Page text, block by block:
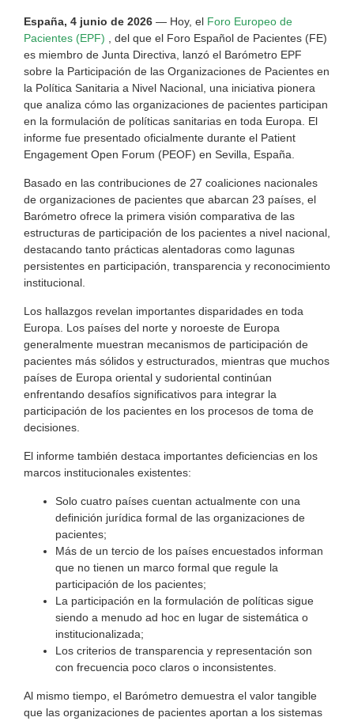
España, 4 junio de 2026 — Hoy, el Foro Europeo de
Pacientes (EPF)
, del que el Foro Español de Pacientes (FE)
es miembro de Junta Directiva, lanzó el Barómetro EPF
sobre la Participación de las Organizaciones de Pacientes en
la Política Sanitaria a Nivel Nacional, una iniciativa pionera
que analiza cómo las organizaciones de pacientes participan
en la formulación de políticas sanitarias en toda Europa. El
informe fue presentado oficialmente durante el Patient
Engagement Open Forum (PEOF) en Sevilla, España.
Basado en las contribuciones de 27 coaliciones nacionales
de organizaciones de pacientes que abarcan 23 países, el
Barómetro ofrece la primera visión comparativa de las
estructuras de participación de los pacientes a nivel nacional,
destacando tanto prácticas alentadoras como lagunas
persistentes en participación, transparencia y reconocimiento
institucional.
Los hallazgos revelan importantes disparidades en toda
Europa. Los países del norte y noroeste de Europa
generalmente muestran mecanismos de participación de
pacientes más sólidos y estructurados, mientras que muchos
países de Europa oriental y sudoriental continúan
enfrentando desafíos significativos para integrar la
participación de los pacientes en los procesos de toma de
decisiones.
El informe también destaca importantes deficiencias en los
marcos institucionales existentes:
Solo cuatro países cuentan actualmente con una
definición jurídica formal de las organizaciones de
pacientes;
Más de un tercio de los países encuestados informan
que no tienen un marco formal que regule la
participación de los pacientes;
La participación en la formulación de políticas sigue
siendo a menudo ad hoc en lugar de sistemática o
institucionalizada;
Los criterios de transparencia y representación son
con frecuencia poco claros o inconsistentes.
Al mismo tiempo, el Barómetro demuestra el valor tangible
que las organizaciones de pacientes aportan a los sistemas